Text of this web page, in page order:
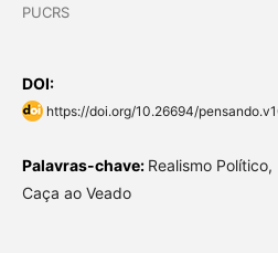
PUCRS
DOI:
https://doi.org/10.26694/
Palavras-chave: Realismo
Caça ao Veado